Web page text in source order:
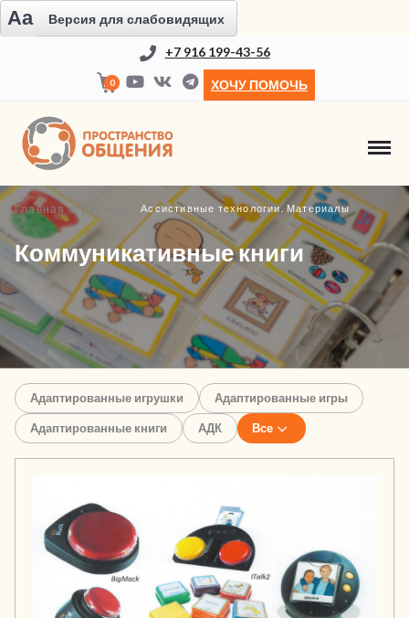
Aa Версия для слабовидящих
+7 916 199-43-56
0 ХОЧУ ПОМОЧЬ
Главная страница Ассистивные технологии. Материалы
Коммуникативные книги
Адаптированные игрушки Адаптированные игры
Адаптированные книги АДК Все